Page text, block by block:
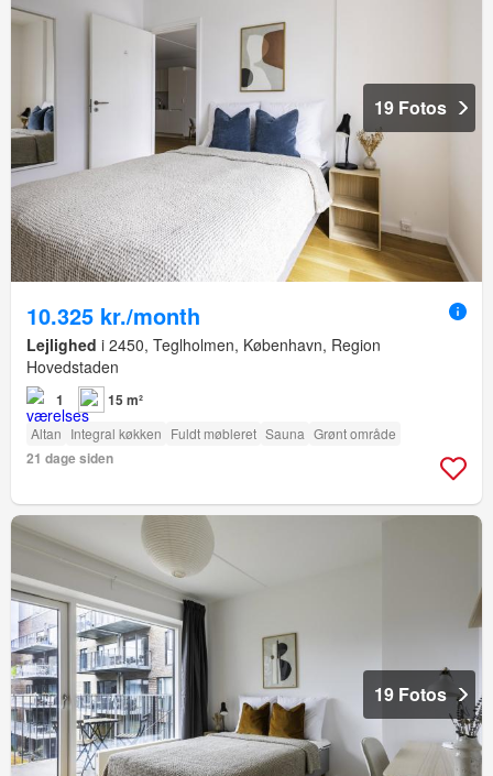
19 Fotos
10.325 kr./month
Lejlighed i 2450, Teglholmen, København, Region
Hovedstaden
1 15 m²
Altan Integral køkken Fuldt møbleret Sauna Grønt område
21 dage siden
19 Fotos